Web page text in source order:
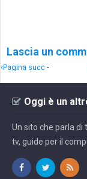
Lascia un
‹Pagina succ -
Oggi è un
Un sito che parla di
tv, guide per il